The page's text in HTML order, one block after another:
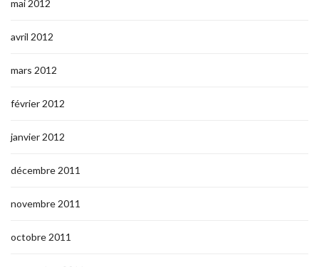
mai 2012
avril 2012
mars 2012
février 2012
janvier 2012
décembre 2011
novembre 2011
octobre 2011